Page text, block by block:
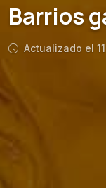
Barrios
Actualizado el